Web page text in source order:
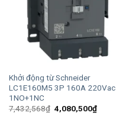
Khởi động từ Schneider
LC1E160M5 3P 160A 220Vac
1NO+1NC
7,432,568₫ Giá
gốc
4,080,500₫Giá
hiện